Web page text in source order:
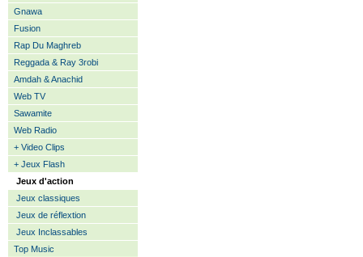
Gnawa
Fusion
Rap Du Maghreb
Reggada & Ray 3robi
Amdah & Anachid
Web TV
Sawamite
Web Radio
+ Video Clips
+ Jeux Flash
Jeux d'action
Jeux classiques
Jeux de réflextion
Jeux Inclassables
Top Music